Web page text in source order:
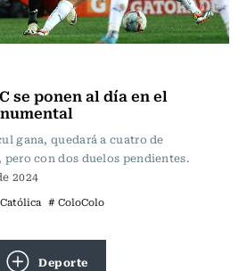
se ponen al día en el
gana, quedará a cuatro de
con dos duelos pendientes.
2024
# ColoColo
Deporte